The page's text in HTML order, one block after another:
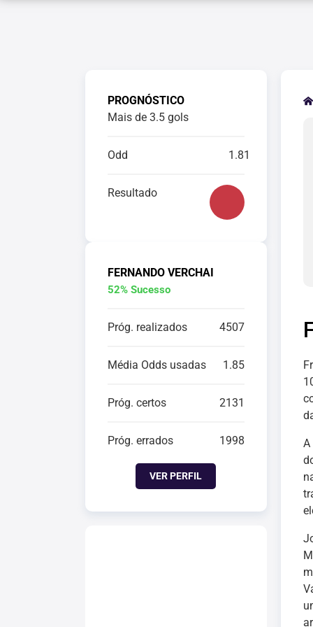
PROGNÓSTICO
Mais de 3.5 gols
Odd 1.81
Resultado
FERNANDO VERCHAI
52% Sucesso
Próg. realizados 4507
Média Odds usadas 1.85
Próg. certos 2131
Próg. errados 1998
VER PERFIL
A